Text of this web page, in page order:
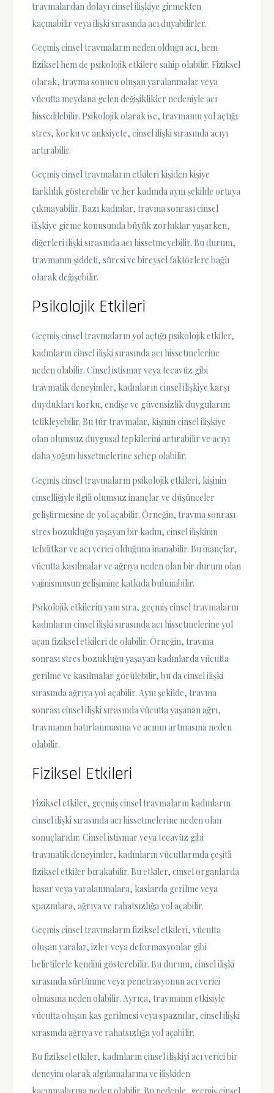
travmalardan dolayı cinsel ilişkiye girmekten
kaçınabilir veya ilişki sırasında acı duyabilirler.
Geçmiş cinsel travmaların neden olduğu acı, hem
fiziksel hem de psikolojik etkilere sahip olabilir. Fiziksel
olarak, travma sonucu oluşan yaralanmalar veya
vücutta meydana gelen değişiklikler nedeniyle acı
hissedilebilir. Psikolojik olarak ise, travmanın yol açtığı
stres, korku ve anksiyete, cinsel ilişki sırasında acıyı
artırabilir.
Geçmiş cinsel travmaların etkileri kişiden kişiye
farklılık gösterebilir ve her kadında aynı şekilde ortaya
çıkmayabilir. Bazı kadınlar, travma sonrası cinsel
ilişkiye girme konusunda büyük zorluklar yaşarken,
diğerleri ilişki sırasında acı hissetmeyebilir. Bu durum,
travmanın şiddeti, süresi ve bireysel faktörlere bağlı
olarak değişebilir.
Psikolojik Etkileri
Geçmiş cinsel travmaların yol açtığı psikolojik etkiler,
kadınların cinsel ilişki sırasında acı hissetmelerine
neden olabilir. Cinsel istismar veya tecavüz gibi
travmatik deneyimler, kadınların cinsel ilişkiye karşı
duydukları korku, endişe ve güvensizlik duygularını
tetikleyebilir. Bu tür travmalar, kişinin cinsel ilişkiye
olan olumsuz duygusal tepkilerini artırabilir ve acıyı
daha yoğun hissetmelerine sebep olabilir.
Geçmiş cinsel travmaların psikolojik etkileri, kişinin
cinselliğiyle ilgili olumsuz inançlar ve düşünceler
geliştirmesine de yol açabilir. Örneğin, travma sonrası
stres bozukluğu yaşayan bir kadın, cinsel ilişkinin
tehditkar ve acı verici olduğuna inanabilir. Bu inançlar,
vücutta kasılmalar ve ağrıya neden olan bir durum olan
vajinismusun gelişimine katkıda bulunabilir.
Psikolojik etkilerin yanı sıra, geçmiş cinsel travmaların
kadınların cinsel ilişki sırasında acı hissetmelerine yol
açan fiziksel etkileri de olabilir. Örneğin, travma
sonrası stres bozukluğu yaşayan kadınlarda vücutta
gerilme ve kasılmalar görülebilir, bu da cinsel ilişki
sırasında ağrıya yol açabilir. Aynı şekilde, travma
sonrası cinsel ilişki sırasında vücutta yaşanan ağrı,
travmanın hatırlanmasına ve acının artmasına neden
olabilir.
Fiziksel Etkileri
Fiziksel etkiler, geçmiş cinsel travmaların kadınların
cinsel ilişki sırasında acı hissetmelerine neden olan
sonuçlarıdır. Cinsel istismar veya tecavüz gibi
travmatik deneyimler, kadınların vücutlarında çeşitli
fiziksel etkiler bırakabilir. Bu etkiler, cinsel organlarda
hasar veya yaralanmalara, kaslarda gerilme veya
spazmlara, ağrıya ve rahatsızlığa yol açabilir.
Geçmiş cinsel travmaların fiziksel etkileri, vücutta
oluşan yaralar, izler veya deformasyonlar gibi
belirtilerle kendini gösterebilir. Bu durum, cinsel ilişki
sırasında sürtünme veya penetrasyonun acı verici
olmasına neden olabilir. Ayrıca, travmanın etkisiyle
vücutta oluşan kas gerilmesi veya spazmlar, cinsel ilişki
sırasında ağrıya ve rahatsızlığa yol açabilir.
Bu fiziksel etkiler, kadınların cinsel ilişkiyi acı verici bir
deneyim olarak algılamalarına ve ilişkiden